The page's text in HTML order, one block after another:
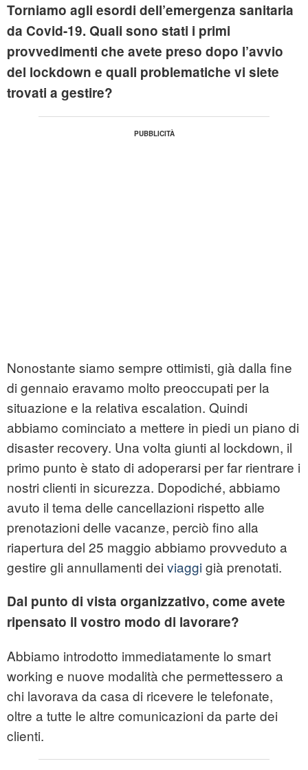
Torniamo agli esordi dell’emergenza sanitaria
da Covid-19. Quali sono stati i primi
provvedimenti che avete preso dopo l’avvio
del lockdown e quali problematiche vi siete
trovati a gestire?
Nonostante siamo sempre ottimisti, già dalla fine
di gennaio eravamo molto preoccupati per la
situazione e la relativa escalation. Quindi
abbiamo cominciato a mettere in piedi un piano di
disaster recovery. Una volta giunti al lockdown, il
primo punto è stato di adoperarsi per far rientrare i
nostri clienti in sicurezza. Dopodiché, abbiamo
avuto il tema delle cancellazioni rispetto alle
prenotazioni delle vacanze, perciò fino alla
riapertura del 25 maggio abbiamo provveduto a
gestire gli annullamenti dei viaggigià prenotati.
Dal punto di vista organizzativo, come avete
ripensato il vostro modo di lavorare?
Abbiamo introdotto immediatamente lo smart
working e nuove modalità che permettessero a
chi lavorava da casa di ricevere le telefonate,
oltre a tutte le altre comunicazioni da parte dei
clienti.